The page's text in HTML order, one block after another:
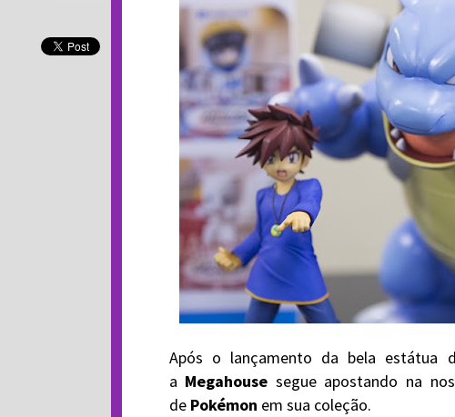
Após o lançamento da bela estátua
a Megahouse segue apostando na
de Pokémon em sua coleção.